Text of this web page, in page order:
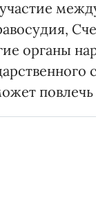
органы